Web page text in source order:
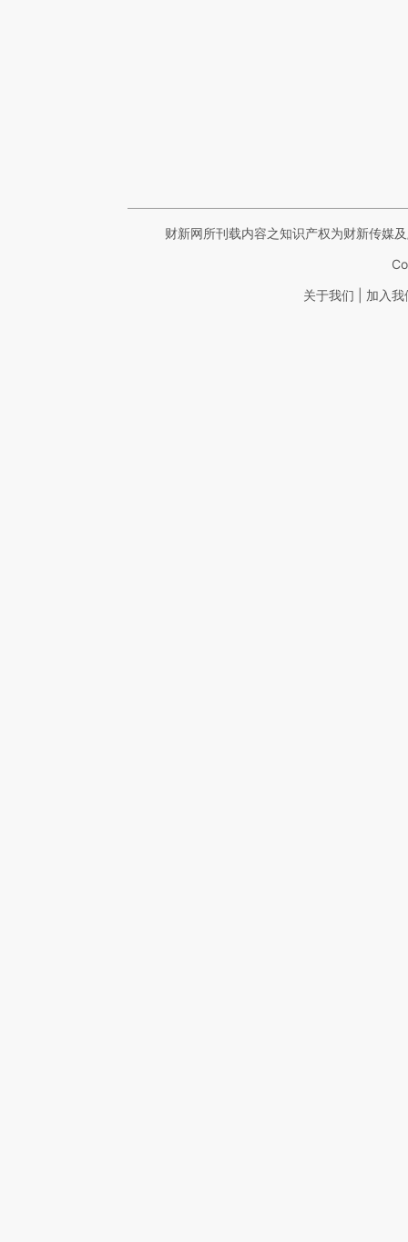
财新网所刊载内容之知识产权为财新传媒
关于我们 加入我